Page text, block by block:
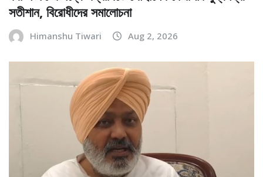
সতীশান, বিরোধীদের সমালোচনা
Himanshu Tiwari Aug 2, 2026